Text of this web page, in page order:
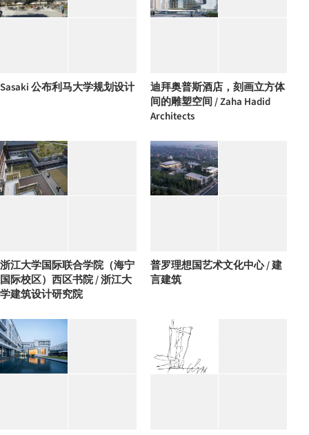
Sasaki 公布利马大学规划设计
迪拜奥普斯酒店，刻画立方体
间的雕塑空间 / Zaha Hadid
Architects
浙江大学国际联合学院（海宁
国际校区）西区书院 / 浙江大
学建筑设计研究院
普罗理想国艺术文化中心 / 建
言建筑